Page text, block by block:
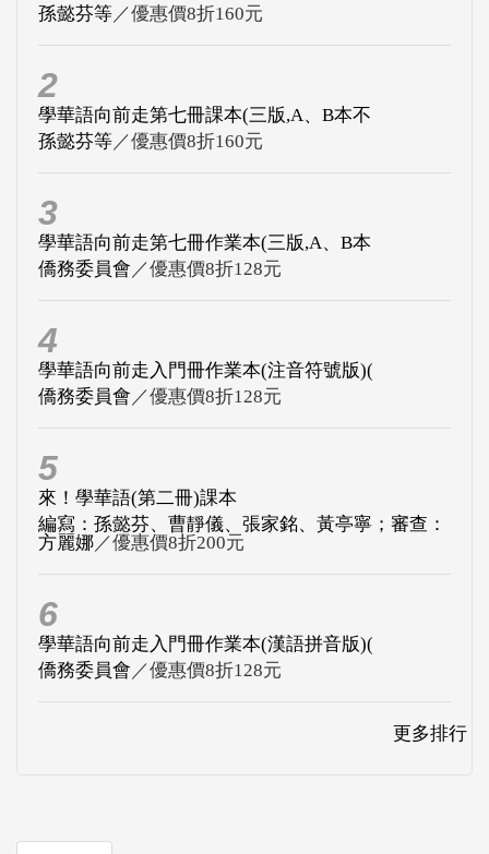
孫懿芬等／優惠價8折160元
2
學華語向前走第七冊課本(三版,A、B本不
孫懿芬等／優惠價8折160元
3
學華語向前走第七冊作業本(三版,A、B本
僑務委員會 ／優惠價8折128元
4
學華語向前走入門冊作業本(注音符號版)(
僑務委員會 ／優惠價8折128元
5
來！學華語(第二冊)課本
編寫：孫懿芬、曹靜儀、張家銘、黃亭寧；審查：
方麗娜／優惠價8折200元
6
學華語向前走入門冊作業本(漢語拼音版)(
僑務委員會 ／優惠價8折128元
更多排行